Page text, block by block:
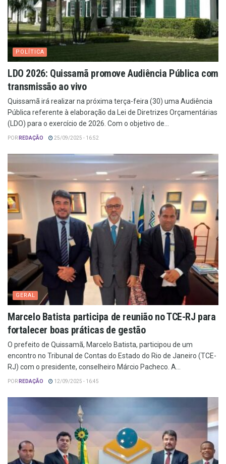
POLÍTICA
LDO 2026: Quissamã promove Audiência Pública com
transmissão ao vivo
Quissamã irá realizar na próxima terça-feira (30) uma Audiência
Pública referente à elaboração da Lei de Diretrizes Orçamentárias
(LDO) para o exercício de 2026. Com o objetivo de...
POR REDAÇÃO 25/09/2025 - 16:52
GERAL
Marcelo Batista participa de reunião no TCE-RJ para
fortalecer boas práticas de gestão
O prefeito de Quissamã, Marcelo Batista, participou de um
encontro no Tribunal de Contas do Estado do Rio de Janeiro (TCE-
RJ) com o presidente, conselheiro Márcio Pacheco. A...
POR REDAÇÃO 12/09/2025 - 16:45